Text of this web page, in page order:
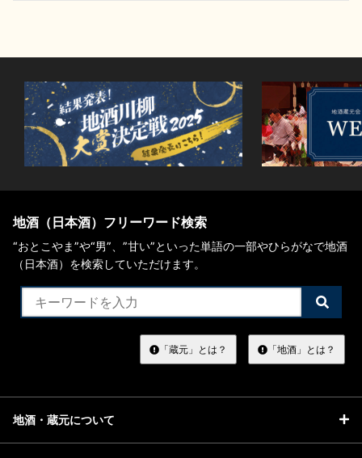
地酒（日本酒）フリーワード検索
“おとこやま”や“男”、”甘い”といった単語の一部やひらがなで地酒
（日本酒）を検索していただけます。
検
索
す
る
「蔵元」とは？ 「地酒」とは？
地酒・蔵元について